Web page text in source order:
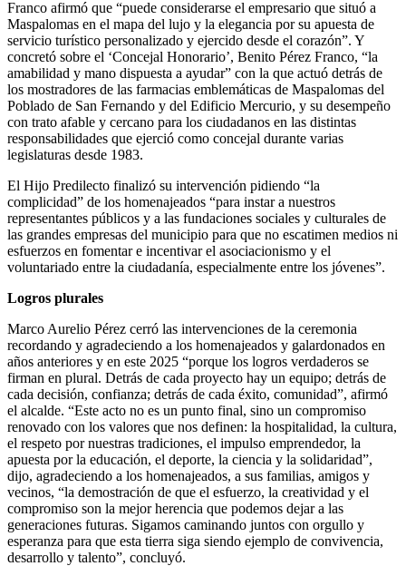
Franco afirmó que “puede considerarse el empresario que situó a
Maspalomas en el mapa del lujo y la elegancia por su apuesta de
servicio turístico personalizado y ejercido desde el corazón”. Y
concretó sobre el ‘Concejal Honorario’, Benito Pérez Franco, “la
amabilidad y mano dispuesta a ayudar” con la que actuó detrás de
los mostradores de las farmacias emblemáticas de Maspalomas del
Poblado de San Fernando y del Edificio Mercurio, y su desempeño
con trato afable y cercano para los ciudadanos en las distintas
responsabilidades que ejerció como concejal durante varias
legislaturas desde 1983.
El Hijo Predilecto finalizó su intervención pidiendo “la
complicidad” de los homenajeados “para instar a nuestros
representantes públicos y a las fundaciones sociales y culturales de
las grandes empresas del municipio para que no escatimen medios ni
esfuerzos en fomentar e incentivar el asociacionismo y el
voluntariado entre la ciudadanía, especialmente entre los jóvenes”.
Logros plurales
Marco Aurelio Pérez cerró las intervenciones de la ceremonia
recordando y agradeciendo a los homenajeados y galardonados en
años anteriores y en este 2025 “porque los logros verdaderos se
firman en plural. Detrás de cada proyecto hay un equipo; detrás de
cada decisión, confianza; detrás de cada éxito, comunidad”, afirmó
el alcalde. “Este acto no es un punto final, sino un compromiso
renovado con los valores que nos definen: la hospitalidad, la cultura,
el respeto por nuestras tradiciones, el impulso emprendedor, la
apuesta por la educación, el deporte, la ciencia y la solidaridad”,
dijo, agradeciendo a los homenajeados, a sus familias, amigos y
vecinos, “la demostración de que el esfuerzo, la creatividad y el
compromiso son la mejor herencia que podemos dejar a las
generaciones futuras. Sigamos caminando juntos con orgullo y
esperanza para que esta tierra siga siendo ejemplo de convivencia,
desarrollo y talento”, concluyó.